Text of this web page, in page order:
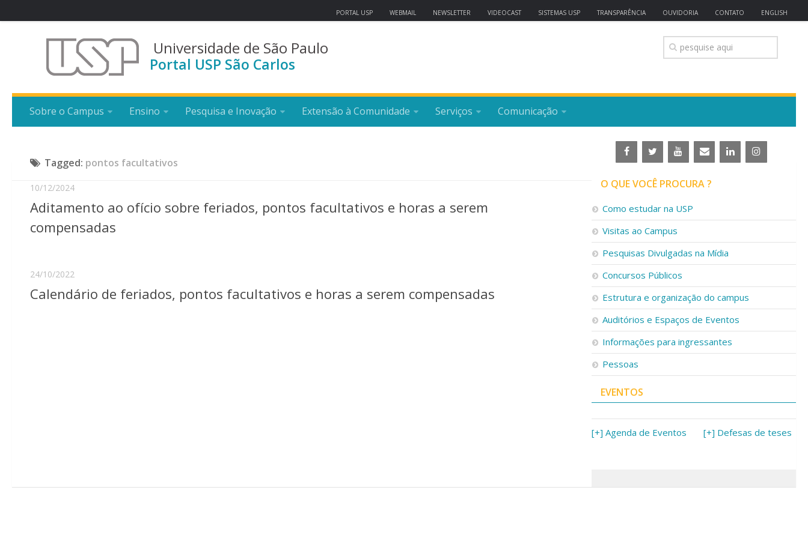
PORTAL USP WEBMAIL NEWSLETTER VIDEOCAST SISTEMAS USP TRANSPARÊNCIA OUVIDORIA CONTATO ENGLISH
Universidade de São Paulo
Portal USP São Carlos
Sobre o Campus Ensino Pesquisa e Inovação Extensão à Comunidade Serviços Comunicação
Tagged: pontos facultativos
10/12/2024
Aditamento ao ofício sobre feriados, pontos facultativos e horas a serem
compensadas
24/10/2022
Calendário de feriados, pontos facultativos e horas a serem compensadas
O QUE VOCÊ PROCURA ?
Como estudar na USP
Visitas ao Campus
Pesquisas Divulgadas na Mídia
Concursos Públicos
Estrutura e organização do campus
Auditórios e Espaços de Eventos
Informações para ingressantes
Pessoas
EVENTOS
[+] Agenda de Eventos [+] Defesas de teses